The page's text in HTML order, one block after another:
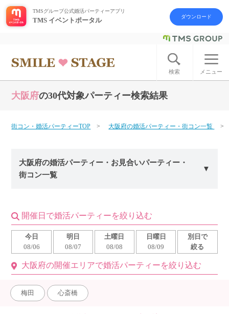
ログイン アカウント登録
はじめての方へ
今週の婚活パーティー
よくあるご質問
お問い合わせ
利用規約
個人情報保護方針launch
子どもの安全基準に関するポリシー
TMSグループ公式婚活パーティーアプリ
TMS イベントポータル ダウンロード
検索 メニュー
大阪府の30代対象パーティー検索結果
街コン・婚活パーティーTOP 大阪府の婚活パーティー・街コン一覧
大阪府の婚活パーティー・お見合いパーティー・
街コン一覧
開催日で婚活パーティーを絞り込む
今日
08/06
明日
08/07
土曜日
08/08
日曜日
08/09
別日で
絞る
大阪府の開催エリアで婚活パーティーを絞り込む
梅田 心斎橋